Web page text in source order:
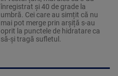
înregistrat și 40 de grade la
umbră. Cei care au simțit că nu
mai pot merge prin arșiță s-au
oprit la punctele de hidratare ca
să-și tragă sufletul.